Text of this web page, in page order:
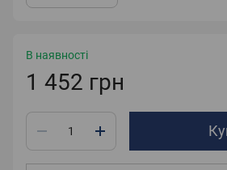
В наявності
1 452 грн